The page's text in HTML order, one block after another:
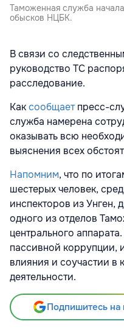
Таможенная служба
обысков НЦБК.
В связи со
руководство ТС
расследование.
Каксообщаетпресс-
служба намерена
оказывать всю
выяснения всех
Напомним, что по
шестерых человек,
инспекторов из Унген,
одного из отделов
центрального
пассивной коррупции,
влияния и соучастии в
деятельности.
Подпишитесь на